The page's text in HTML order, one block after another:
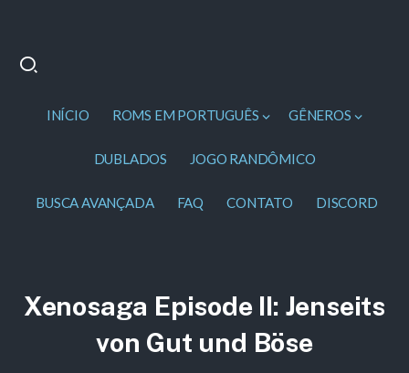
INÍCIO ROMS EM PORTUGUÊS GÊNEROS
DUBLADOS JOGO RANDÔMICO
BUSCA AVANÇADA FAQ CONTATO DISCORD
Xenosaga Episode II: Jenseits
von Gut und Böse